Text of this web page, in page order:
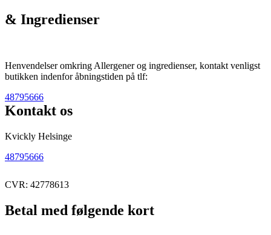
& Ingredienser
Henvendelser omkring Allergener og ingredienser, kontakt venligst
butikken indenfor åbningstiden på tlf:
48795666
Kontakt os
Kvickly Helsinge
48795666
CVR: 42778613
Betal med følgende kort